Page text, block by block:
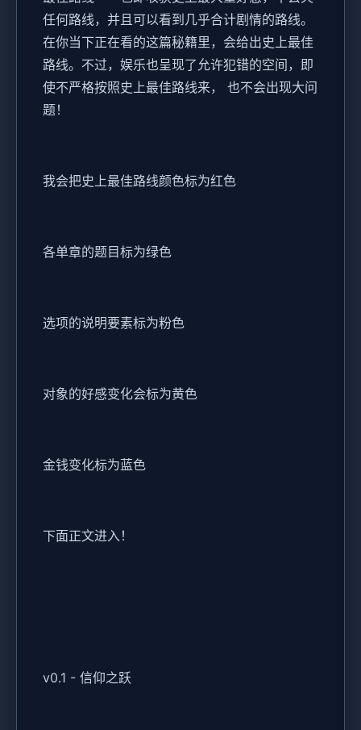
任何路线，并且可以看到几乎合计剧情的路线。
在你当下正在看的这篇秘籍里，会给出史上最佳
路线。不过，娱乐也呈现了允许犯错的空间，即
使不严格按照史上最佳路线来， 也不会出现大问
题！
我会把史上最佳路线颜色标为红色
各单章的题目标为绿色
选项的说明要素标为粉色
对象的好感变化会标为黄色
金钱变化标为蓝色
下面正文进入！
v0.1 - 信仰之跃